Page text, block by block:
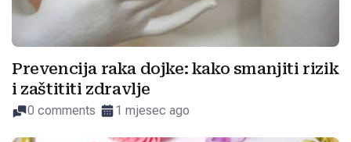
Prevencija raka dojke: kako smanjiti rizik
i zaštititi zdravlje
0 comments 1 mjesec ago